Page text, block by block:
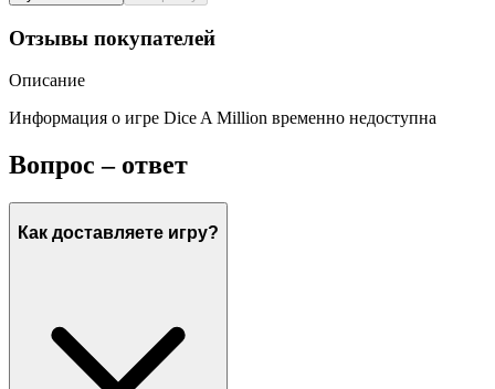
Отзывы покупателей
Описание
Информация о игре Dice A Million временно недоступна
Вопрос – ответ
Как доставляете игру?